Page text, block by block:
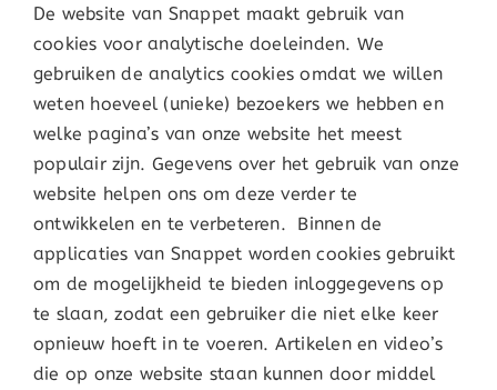
De website van Snappet maakt gebruik van
cookies voor analytische doeleinden. We
gebruiken de analytics cookies omdat we willen
weten hoeveel (unieke) bezoekers we hebben en
welke pagina’s van onze website het meest
populair zijn. Gegevens over het gebruik van onze
website helpen ons om deze verder te
ontwikkelen en te verbeteren. Binnen de
applicaties van Snappet worden cookies gebruikt
om de mogelijkheid te bieden inloggegevens op
te slaan, zodat een gebruiker die niet elke keer
opnieuw hoeft in te voeren. Artikelen en video’s
die op onze website staan kunnen door middel